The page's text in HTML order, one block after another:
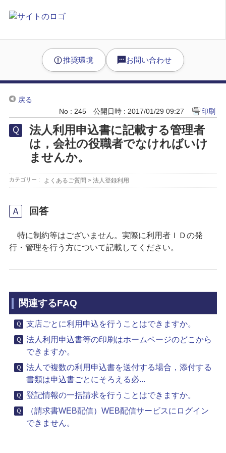
推奨環境 お問い合わせ
戻る
No : 245
公開日時 : 2017/01/29 09:27 印刷
法人利用申込書に記載する管理者
は，会社の役職者でなければいけ
ませんか。
カテゴリー : よくあるご質問 > 法人登録利用
回答
特に制約等はございません。実際に利用者ＩＤの発
行・管理を行う方について記載してください。
関連するFAQ
支店ごとに利用申込を行うことはできますか。
法人利用申込書等の印刷はホームページのどこから
できますか。
法人で複数の利用申込書を送付する場合，添付する
書類は申込書ごとにそろえる必...
登記情報の一括請求を行うことはできますか。
（請求書WEB配信）WEB配信サービスにログイン
できません。